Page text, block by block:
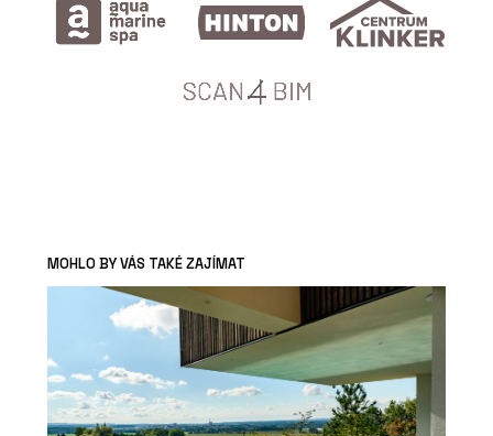
MOHLO BY VÁS TAKÉ ZAJÍMAT